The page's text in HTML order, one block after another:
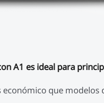
A1 es ideal para
que modelos